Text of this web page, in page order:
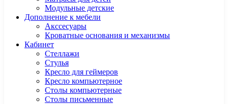
Модульные детские
Дополнение к мебели
Акссесуары
Кроватные основания и механизмы
Кабинет
Cтеллажи
Cтулья
Кресло для геймеров
Кресло компьютерное
Столы компьютерные
Столы письменные